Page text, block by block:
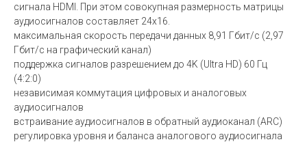
сигнала HDMI. При этом совокупная размерность матрицы
аудиосигналов составляет 24х16.
максимальная скорость передачи данных 8,91 Гбит/с (2,97
Гбит/с на графический канал)
поддержка сигналов разрешением до 4K (Ultra HD) 60 Гц
(4:2:0)
независимая коммутация цифровых и аналоговых
аудиосигналов
встраивание аудиосигналов в обратный аудиоканал (ARC)
регулировка уровня и баланса аналогового аудиосигнала